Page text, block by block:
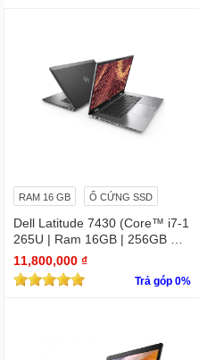
RAM 16 GB Ổ CỨNG SSD
Dell Latitude 7430 (Core™ i7-1
265U | Ram 16GB | 256GB SS
D | 14.0inch FHD)
11,800,000 ₫
Trả góp 0%